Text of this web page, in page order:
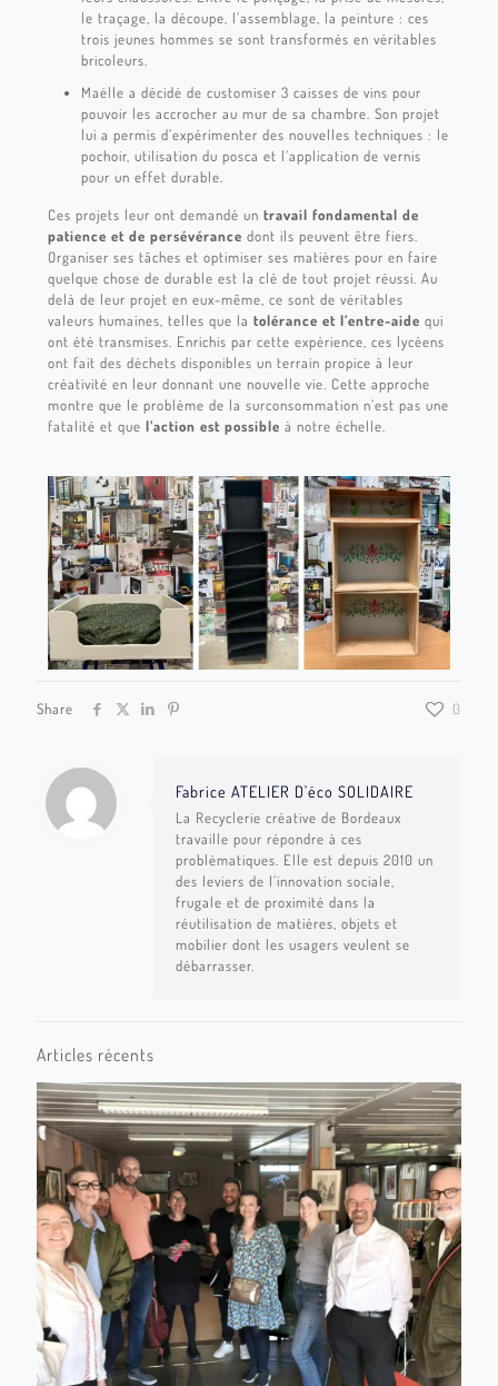
le traçage, la découpe, l’assemblage, la peinture : ces
trois jeunes hommes se sont transformés en véritables
bricoleurs.
Maëlle a décidé de customiser 3 caisses de vins pour
pouvoir les accrocher au mur de sa chambre. Son projet
lui a permis d’expérimenter des nouvelles techniques : le
pochoir, utilisation du posca et l’application de vernis
pour un effet durable.
Ces projets leur ont demandé un travail fondamental de
patience et de persévérance dont ils peuvent être fiers.
Organiser ses tâches et optimiser ses matières pour en faire
quelque chose de durable est la clé de tout projet réussi. Au
delà de leur projet en eux-même, ce sont de véritables
valeurs humaines, telles que la tolérance et l’entre-aide qui
ont été transmises. Enrichis par cette expérience, ces lycéens
ont fait des déchets disponibles un terrain propice à leur
créativité en leur donnant une nouvelle vie. Cette approche
montre que le problème de la surconsommation n’est pas une
fatalité et que l’action est possible à notre échelle.
Share 0
Fabrice ATELIER D'éco SOLIDAIRE
La Recyclerie créative de Bordeaux
travaille pour répondre à ces
problématiques. Elle est depuis 2010 un
des leviers de l’innovation sociale,
frugale et de proximité dans la
réutilisation de matières, objets et
mobilier dont les usagers veulent se
débarrasser.
Articles récents